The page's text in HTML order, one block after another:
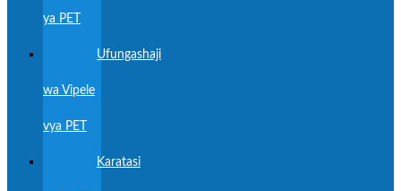
ya PET
Ufungashaji
wa Vipele
vya PET
Karatasi